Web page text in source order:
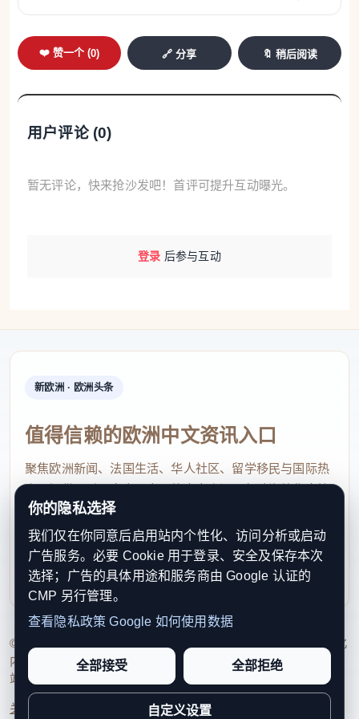
❤️ 赞一个 (0) 🔗 分享 🔖 稍后阅读
用户评论 (0)
暂无评论，快来抢沙发吧！首评可提升互动曝光。
登录 后参与互动
新欧洲 · 欧洲头条
值得信赖的欧洲中文资讯入口
聚焦欧洲新闻、法国生活、华人社区、留学移民与国际热
点，提供及时、真实、实用的中文资讯，帮助海外华人快
速了解欧洲动态。
contact@xinouzhou.com
服务支持、版权与合作：工作日优先处理站务、投稿与权
利通知
© 2026 新欧洲·欧洲头条. All Rights Reserved. 本网站持续优化
内容透明度、联系方式与用户权利说明，以提升品牌信任感和
站点完整度。
关于我们 编辑规范日期归档隐私政策
你的隐私选择
我们仅在你同意后启用站内个性化、访问分析或启动
广告服务。必要 Cookie 用于登录、安全及保存本次
选择；广告的具体用途和服务商由 Google 认证的
CMP 另行管理。
查看隐私政策 Google 如何使用数据
全部接受 全部拒绝
自定义设置